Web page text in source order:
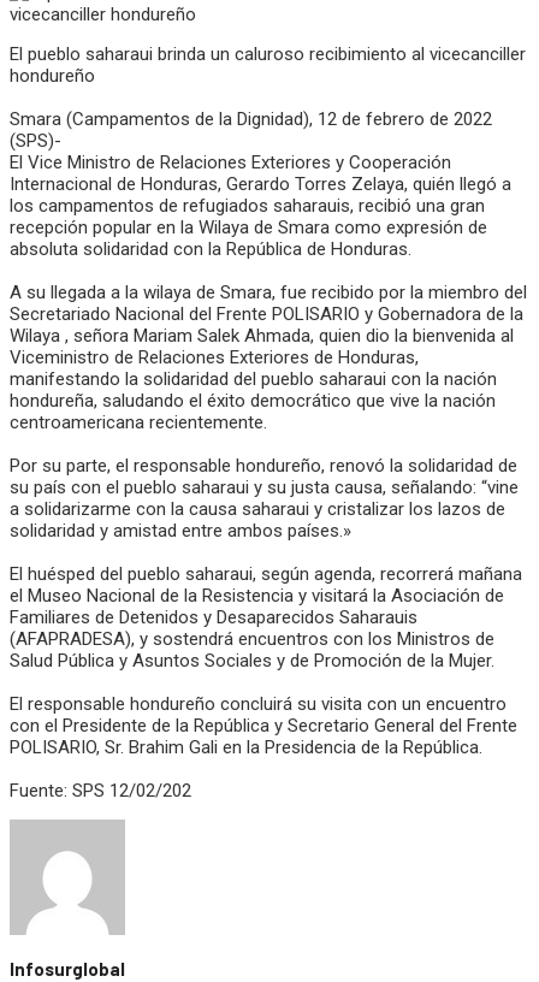
El pueblo saharaui brinda un caluroso recibimiento al vicecanciller
hondureño
Smara (Campamentos de la Dignidad), 12 de febrero de 2022
(SPS)-
El Vice Ministro de Relaciones Exteriores y Cooperación
Internacional de Honduras, Gerardo Torres Zelaya, quién llegó a
los campamentos de refugiados saharauis, recibió una gran
recepción popular en la Wilaya de Smara como expresión de
absoluta solidaridad con la República de Honduras.
A su llegada a la wilaya de Smara, fue recibido por la miembro del
Secretariado Nacional del Frente POLISARIO y Gobernadora de la
Wilaya , señora Mariam Salek Ahmada, quien dio la bienvenida al
Viceministro de Relaciones Exteriores de Honduras,
manifestando la solidaridad del pueblo saharaui con la nación
hondureña, saludando el éxito democrático que vive la nación
centroamericana recientemente.
Por su parte, el responsable hondureño, renovó la solidaridad de
su país con el pueblo saharaui y su justa causa, señalando: “vine
a solidarizarme con la causa saharaui y cristalizar los lazos de
solidaridad y amistad entre ambos países.»
El huésped del pueblo saharaui, según agenda, recorrerá mañana
el Museo Nacional de la Resistencia y visitará la Asociación de
Familiares de Detenidos y Desaparecidos Saharauis
(AFAPRADESA), y sostendrá encuentros con los Ministros de
Salud Pública y Asuntos Sociales y de Promoción de la Mujer.
El responsable hondureño concluirá su visita con un encuentro
con el Presidente de la República y Secretario General del Frente
POLISARIO, Sr. Brahim Gali en la Presidencia de la República.
Fuente: SPS 12/02/202
Infosurglobal